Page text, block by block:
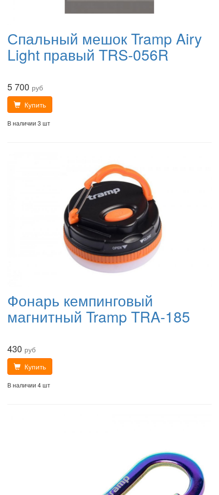
Спальный мешок Tramp Airy
Light правый TRS-056R
5 700 руб
Купить
В наличии 3 шт
Фонарь кемпинговый
магнитный Tramp TRA-185
430 руб
Купить
В наличии 4 шт